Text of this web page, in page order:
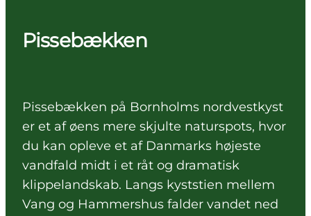
Pissebækken
Pissebækken på Bornholms nordvestkyst
er et af øens mere skjulte naturspots, hvor
du kan opleve et af Danmarks højeste
vandfald midt i et råt og dramatisk
klippelandskab. Langs kyststien mellem
Vang og Hammershus falder vandet ned